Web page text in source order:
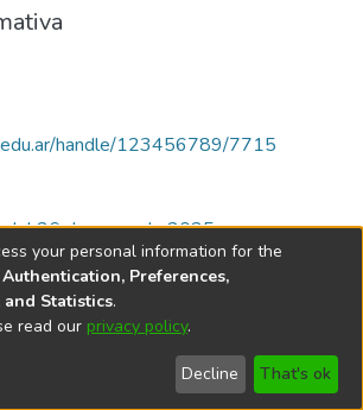
handle/123456789/7715
26 de mayo de 2025
Nacional de Córdoba
your personal information for the
Authentication, Preferences,
Statistics.
read our privacy policy.
Decline That's ok